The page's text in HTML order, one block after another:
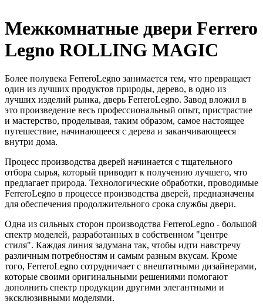
Межкомнатные двери Ferrero
Legno ROLLING MAGIC
Более полувека FerreroLegno занимается тем, что превращает
один из лучших продуктов природы, дерево, в одно из
лучших изделий рынка, дверь FerreroLegno. Завод вложил в
это произведение весь профессиональный опыт, пристрастие
и мастерство, проделывая, таким образом, самое настоящее
путешествие, начинающееся с дерева и заканчивающееся
внутри дома.
Процесс производства дверей начинается с тщательного
отбора сырья, который приводит к получению лучшего, что
предлагает природа. Технологические обработки, проводимые
FerreroLegno в процессе производства дверей, предназначены
для обеспечения продолжительного срока службы двери.
Одна из сильных сторон производства FerreroLegno - большой
спектр моделей, разработанных в собственном "центре
стиля". Каждая линия задумана так, чтобы идти навстречу
различным потребностям и самым разным вкусам. Кроме
того, FerreroLegno сотрудничает с внештатными дизайнерами,
которые своими оригинальными решениями помогают
дополнить спектр продукции другими элегантными и
эксклюзивными моделями.